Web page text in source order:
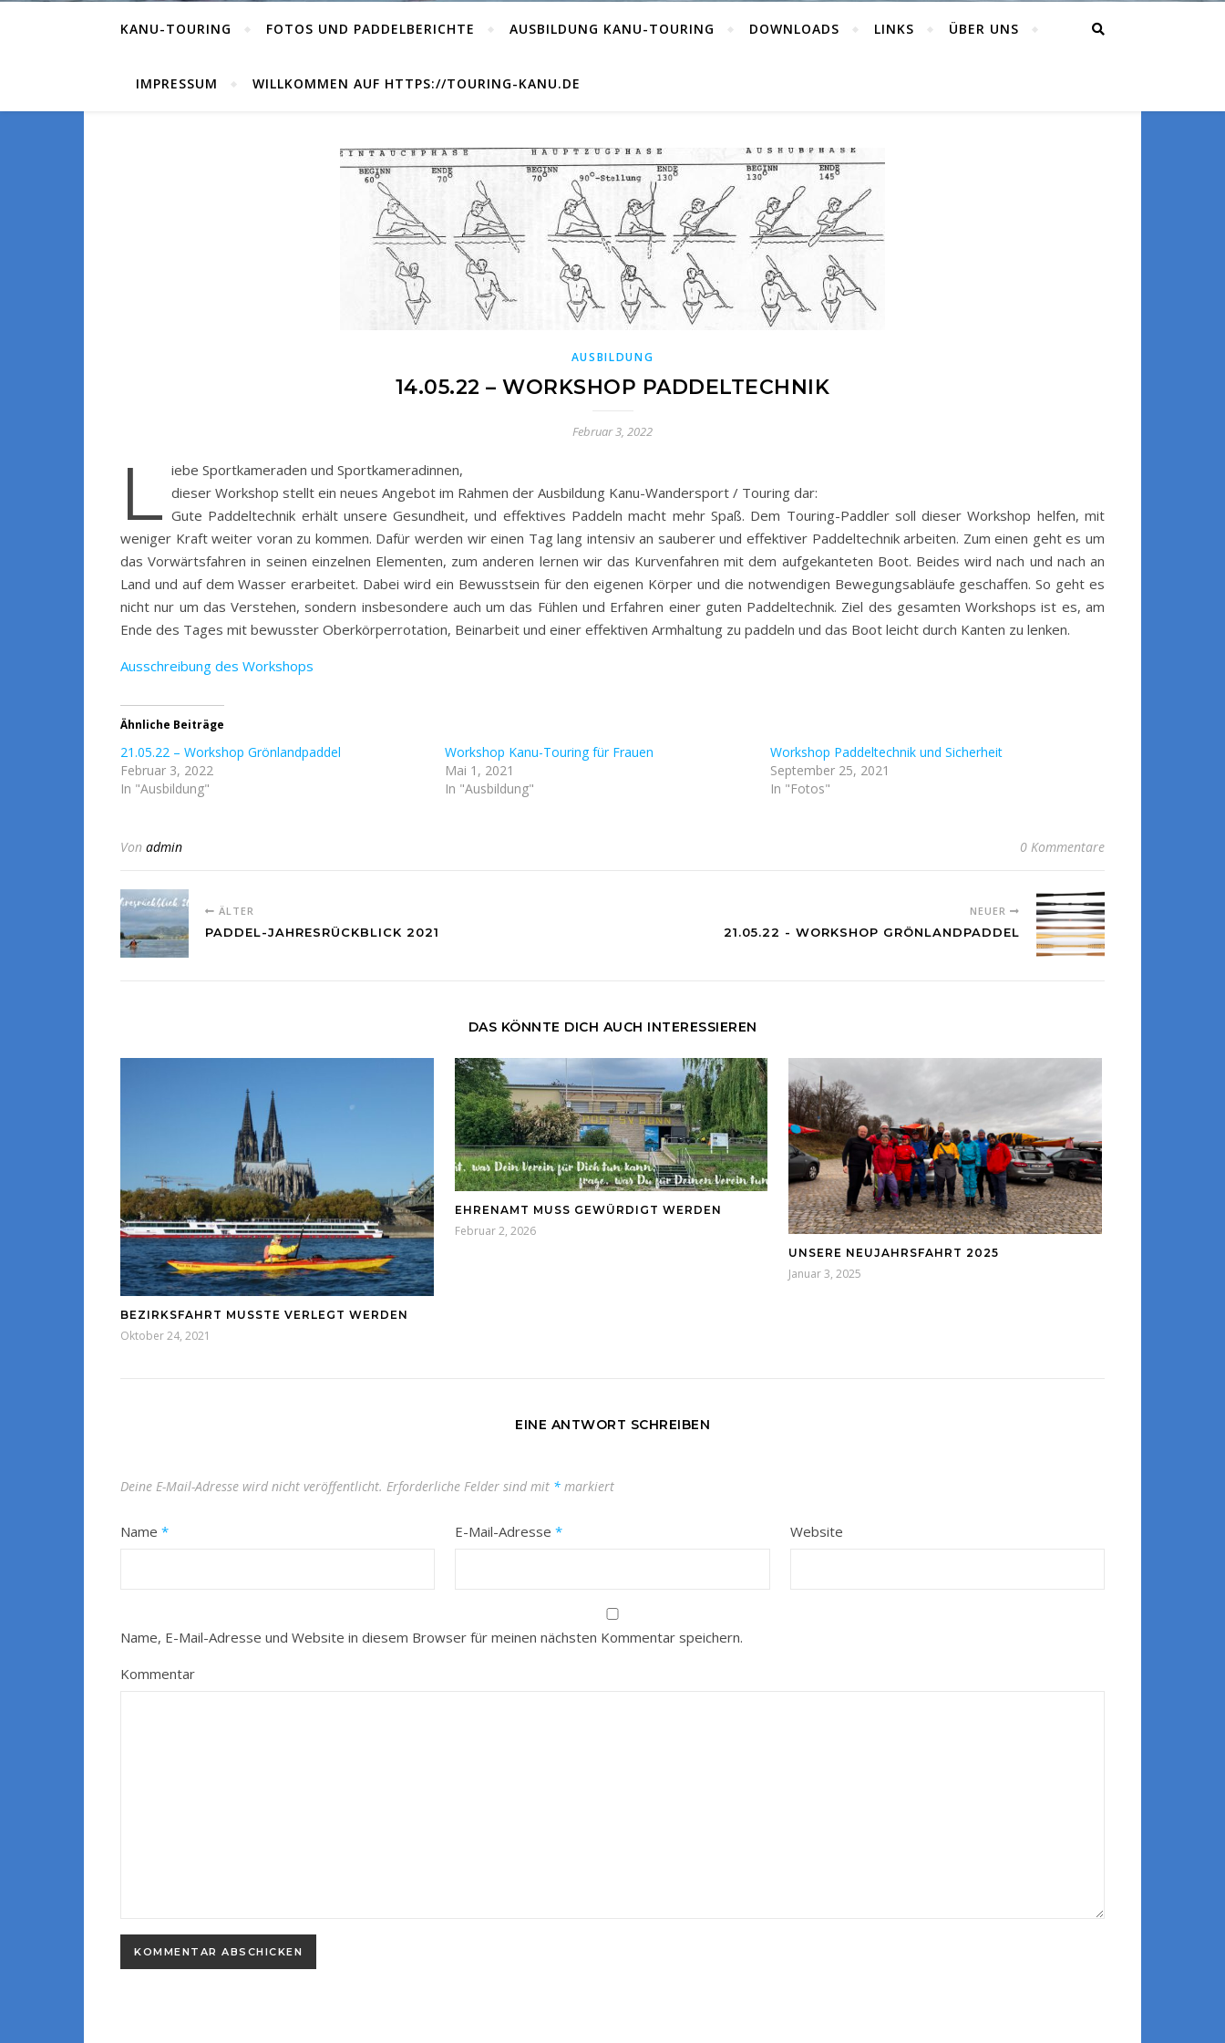
KANU-TOURING FOTOS UND PADDELBERICHTE AUSBILDUNG KANU-TOURING DOWNLOADS LINKS ÜBER UNS
IMPRESSUM WILLKOMMEN AUF HTTPS://TOURING-KANU.DE
AUSBILDUNG
14.05.22 – WORKSHOP PADDELTECHNIK
Februar 3, 2022
L iebe Sportkameraden und Sportkameradinnen,
dieser Workshop stellt ein neues Angebot im Rahmen der Ausbildung Kanu-Wandersport / Touring dar:
Gute Paddeltechnik erhält unsere Gesundheit, und effektives Paddeln macht mehr Spaß. Dem Touring-Paddler soll dieser Workshop helfen, mit
weniger Kraft weiter voran zu kommen. Dafür werden wir einen Tag lang intensiv an sauberer und effektiver Paddeltechnik arbeiten. Zum einen geht es um
das Vorwärtsfahren in seinen einzelnen Elementen, zum anderen lernen wir das Kurvenfahren mit dem aufgekanteten Boot. Beides wird nach und nach an
Land und auf dem Wasser erarbeitet. Dabei wird ein Bewusstsein für den eigenen Körper und die notwendigen Bewegungsabläufe geschaffen. So geht es
nicht nur um das Verstehen, sondern insbesondere auch um das Fühlen und Erfahren einer guten Paddeltechnik. Ziel des gesamten Workshops ist es, am
Ende des Tages mit bewusster Oberkörperrotation, Beinarbeit und einer effektiven Armhaltung zu paddeln und das Boot leicht durch Kanten zu lenken.
Ausschreibung des Workshops
Ähnliche Beiträge
21.05.22 – Workshop Grönlandpaddel
Februar 3, 2022
In "Ausbildung"
Workshop Kanu-Touring für Frauen
Mai 1, 2021
In "Ausbildung"
Workshop Paddeltechnik und Sicherheit
September 25, 2021
In "Fotos"
Von admin 0 Kommentare
ÄLTER
PADDEL-JAHRESRÜCKBLICK 2021
NEUER
21.05.22 - WORKSHOP GRÖNLANDPADDEL
DAS KÖNNTE DICH AUCH INTERESSIEREN
BEZIRKSFAHRT MUSSTE VERLEGT WERDEN
Oktober 24, 2021
EHRENAMT MUSS GEWÜRDIGT WERDEN
Februar 2, 2026
UNSERE NEUJAHRSFAHRT 2025
Januar 3, 2025
EINE ANTWORT SCHREIBEN
Deine E-Mail-Adresse wird nicht veröffentlicht. Erforderliche Felder sind mit * markiert
Name * E-Mail-Adresse* Website
Name, E-Mail-Adresse und Website in diesem Browser für meinen nächsten Kommentar speichern.
Kommentar